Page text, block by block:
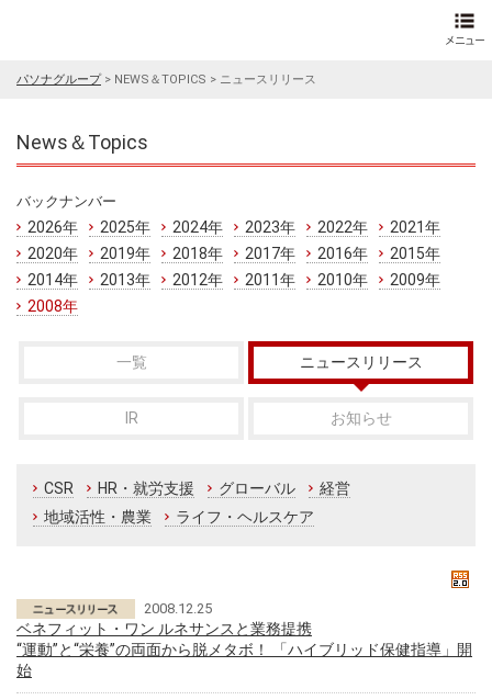
パソナグループ> NEWS＆TOPICS > ニュースリリース
News＆Topics
バックナンバー
2026年 2025年 2024年 2023年 2022年
2021年
2020年
2019年 2018年 2017年 2016年
2015年
2014年
2013年 2012年 2011年 2010年
2009年
2008年
一覧 ニュースリリース
IR お知らせ
CSR HR・就労支援 グローバル
経営
地域活性・農業
ライフ・ヘルスケア
2008.12.25
ベネフィット・ワン ルネサンスと業務提携
“運動”と“栄養”の両面から脱メタボ！ 「ハイブリッド保健指導」開
始